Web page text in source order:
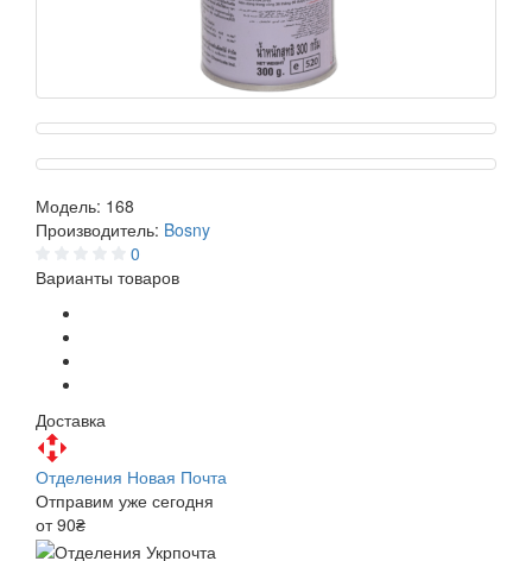
Модель: 168
Производитель: Bosny
0
Варианты товаров
Доставка
Отделения Новая Почта
Отправим уже сегодня
от 90₴